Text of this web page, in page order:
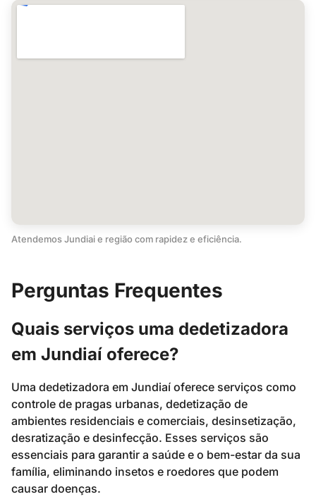
Atendemos Jundiai e região com rapidez e eficiência.
Perguntas Frequentes
Quais serviços uma dedetizadora
em Jundiaí oferece?
Uma dedetizadora em Jundiaí oferece serviços como
controle de pragas urbanas, dedetização de
ambientes residenciais e comerciais, desinsetização,
desratização e desinfecção. Esses serviços são
essenciais para garantir a saúde e o bem-estar da sua
família, eliminando insetos e roedores que podem
causar doenças.